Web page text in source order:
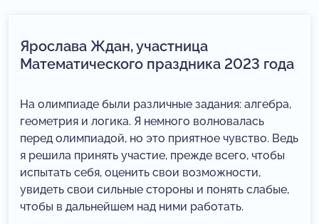
Ярослава Ждан, участница
Математического праздника 2023 года
На олимпиаде были различные задания: алгебра,
геометрия и логика. Я немного волновалась
перед олимпиадой, но это приятное чувство. Ведь
я решила принять участие, прежде всего, чтобы
испытать себя, оценить свои возможности,
увидеть свои сильные стороны и понять слабые,
чтобы в дальнейшем над ними работать.